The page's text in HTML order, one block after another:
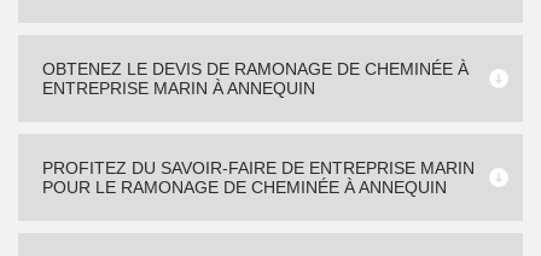
OBTENEZ LE DEVIS DE RAMONAGE DE CHEMINÉE À
ENTREPRISE MARIN À ANNEQUIN
PROFITEZ DU SAVOIR-FAIRE DE ENTREPRISE MARIN
POUR LE RAMONAGE DE CHEMINÉE À ANNEQUIN